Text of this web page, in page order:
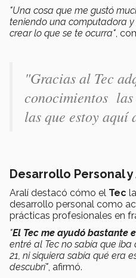
"Una cosa que me gustó
teniendo una computadora
crear lo que se te ocurra",
"Gracias al Tec
conocimientos
las que estoy aquí
Desarrollo Personal
Aralí destacó cómo el Tec
desarrollo personal como
prácticas profesionales en
"El Tec me ayudó bastante
entré al Tec no sabía que
21, ni siquiera sabía qué era
descubrí", afirmó.